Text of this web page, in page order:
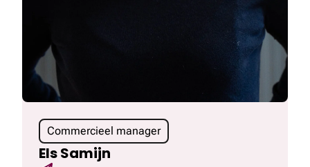
Commercieel manager
Els Samijn